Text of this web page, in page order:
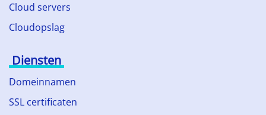
Cloud servers
Cloudopslag
Diensten
Domeinnamen
SSL certificaten